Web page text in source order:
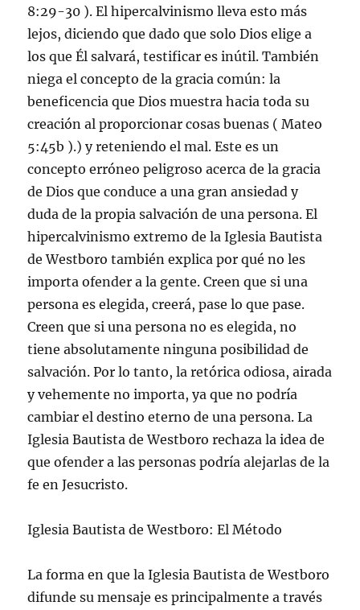
8:29-30 ). El hipercalvinismo lleva esto más
lejos, diciendo que dado que solo Dios elige a
los que Él salvará, testificar es inútil. También
niega el concepto de la gracia común: la
beneficencia que Dios muestra hacia toda su
creación al proporcionar cosas buenas ( Mateo
5:45b ).) y reteniendo el mal. Este es un
concepto erróneo peligroso acerca de la gracia
de Dios que conduce a una gran ansiedad y
duda de la propia salvación de una persona. El
hipercalvinismo extremo de la Iglesia Bautista
de Westboro también explica por qué no les
importa ofender a la gente. Creen que si una
persona es elegida, creerá, pase lo que pase.
Creen que si una persona no es elegida, no
tiene absolutamente ninguna posibilidad de
salvación. Por lo tanto, la retórica odiosa, airada
y vehemente no importa, ya que no podría
cambiar el destino eterno de una persona. La
Iglesia Bautista de Westboro rechaza la idea de
que ofender a las personas podría alejarlas de la
fe en Jesucristo.
Iglesia Bautista de Westboro: El Método
La forma en que la Iglesia Bautista de Westboro
difunde su mensaje es principalmente a través